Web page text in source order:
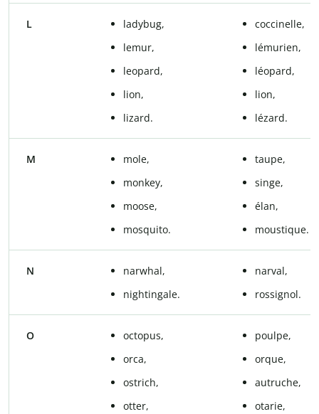
L
ladybug,
lemur,
leopard,
lion,
lizard.
coccinelle,
lémurien,
léopard,
lion,
lézard.
M
mole,
monkey,
moose,
mosquito.
taupe,
singe,
élan,
moustique.
N
narwhal,
nightingale.
narval,
rossignol.
O
octopus,
orca,
ostrich,
otter,
poulpe,
orque,
autruche,
otarie,